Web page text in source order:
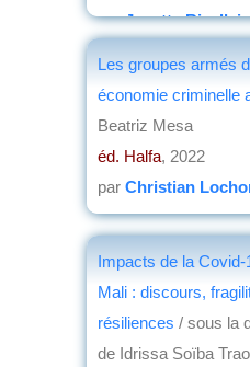
parJosette Rivallain
Les groupes armés
économie criminelle
Beatriz Mesa
éd. Halfa, 2022
par Christian
Impacts de la Covid-
Mali : discours,
résiliences / sous la
de Idrissa Soïba